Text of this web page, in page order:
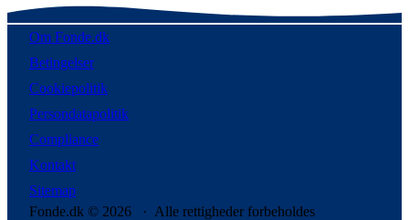
Om Fonde.dk
Betingelser
Cookiepolitik
Persondatapolitik
Compliance
Kontakt
Sitemap
Fonde.dk © 2026 · Alle rettigheder forbeholdes